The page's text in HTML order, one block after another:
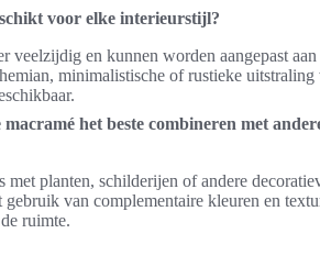
voor elke interieurstijl?
veelzijdig en kunnen worden aangepast
minimalistische of rustieke
het beste combineren met
met planten, schilderijen of andere
gebruik van complementaire kleuren en
ruimte.